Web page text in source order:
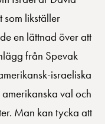
som likställer
en lättnad över att
från Spevak
israeliska
val och
Man kan tycka att